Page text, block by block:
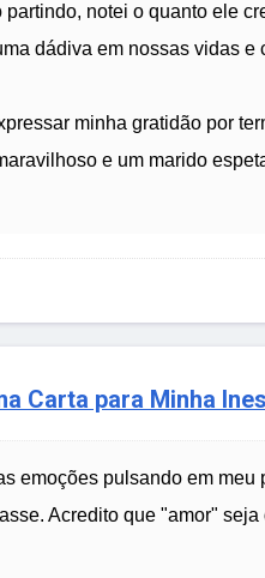
notei o quanto ele
dádiva em nossas vidas
minha gratidão por
e um marido
Carta para Minha
emoções pulsando em
Acredito que "amor"